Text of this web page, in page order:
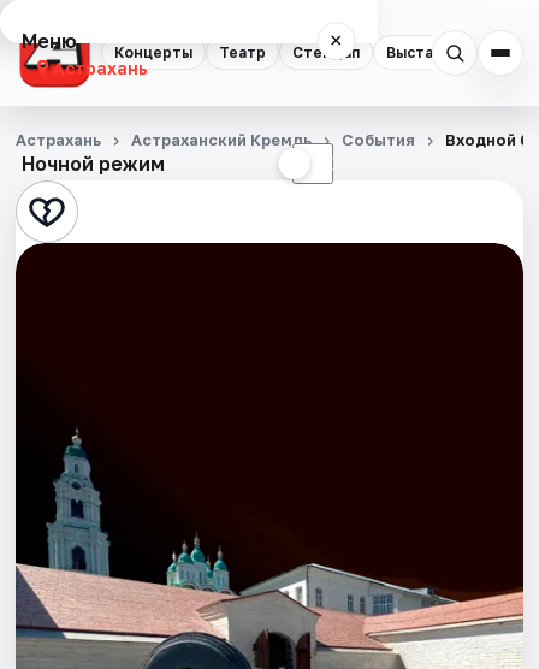
Концерты Театр Стендап Выставки
Меню ×
Астрахань
Концерты
Театр
Стендап
Спорт
События
Города
Площадки
Ночной режим ☾
Астрахань Астраханский Кремль События Входной